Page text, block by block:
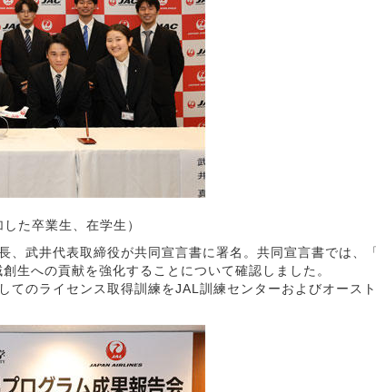
た卒業生、在学生）
武井代表取締役が共同宣言書に署名。共同宣言書では、
生への貢献を強化することについて確認しました。
のライセンス取得訓練をJAL訓練センターおよびオース